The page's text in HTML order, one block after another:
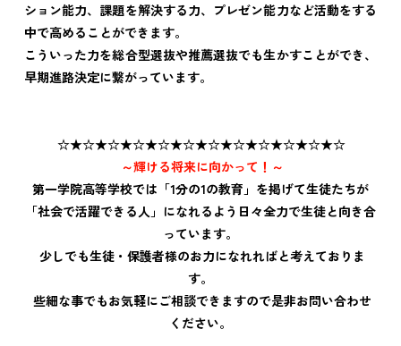
ション能力、課題を解決する力、プレゼン能力など活動をする
中で高めることができます。
こういった力を総合型選抜や推薦選抜でも生かすことができ、
早期進路決定に繋がっています。
☆★☆★☆★☆★☆★☆★☆★☆★☆★☆★☆★☆
～輝ける将来に向かって！～
第一学院高等学校では「1分の1の教育」を掲げて生徒たちが
「社会で活躍できる人」になれるよう日々全力で生徒と向き合
っています。
少しでも生徒・保護者様のお力になれればと考えておりま
す。
些細な事でもお気軽にご相談できますので是非お問い合わせ
ください。